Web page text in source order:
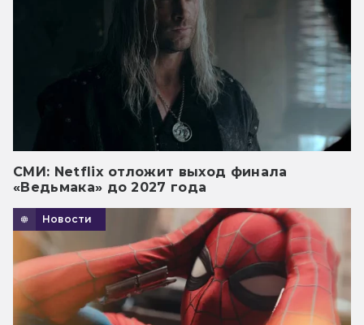
СМИ: Netflix отложит выход финала
«Ведьмака» до 2027 года
Новости